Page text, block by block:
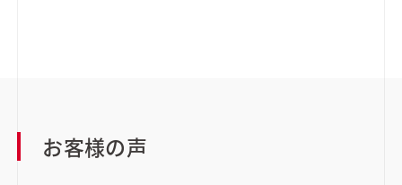
お客様の声